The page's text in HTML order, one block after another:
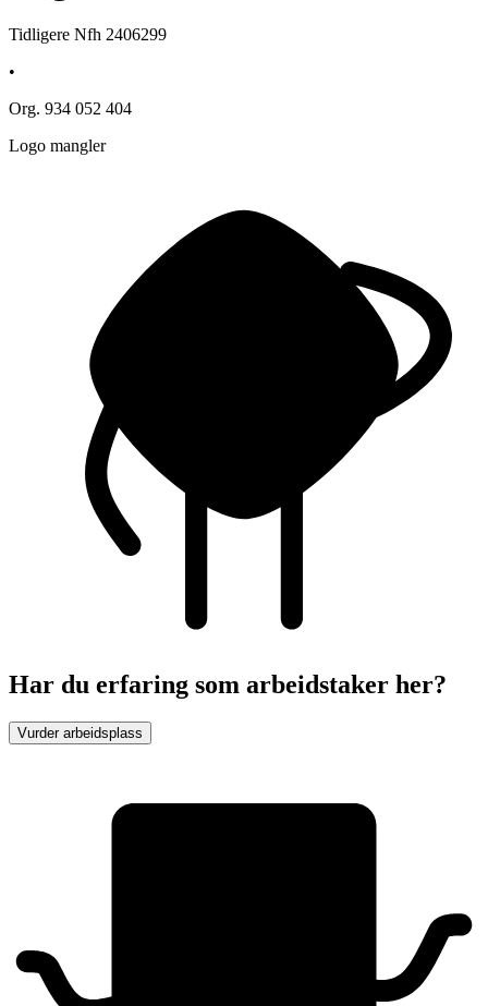
Tidligere Nfh 2406299
•
Org. 934 052 404
Logo mangler
Har du erfaring som arbeidstaker her?
Vurder arbeidsplass